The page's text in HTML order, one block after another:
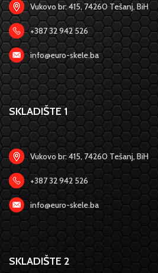
Vukovo br: 415, 74260 Tešanj, BiH
+387 32 942 526
info@euro-skele.ba
SKLADIŠTE 1
Vukovo br: 415, 74260 Tešanj, BiH
+387 32 942 526
info@euro-skele.ba
SKLADIŠTE 2